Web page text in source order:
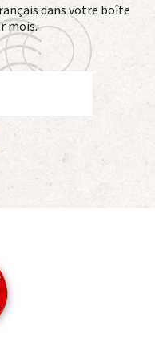
dans votre boîte
mois.